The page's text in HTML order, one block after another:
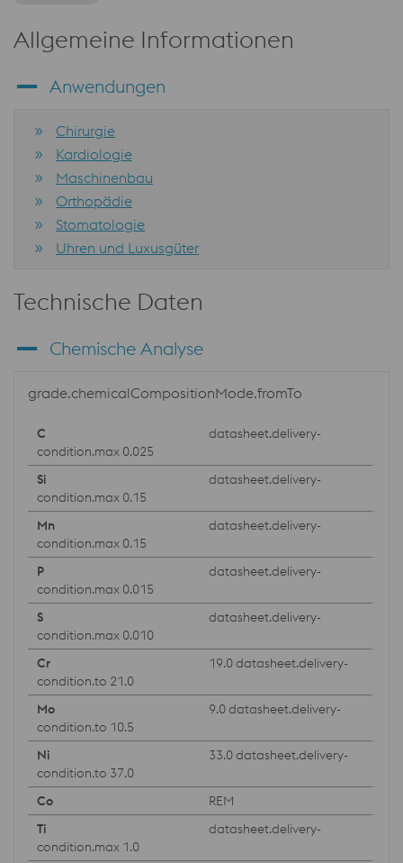
Allgemeine Informationen
Anwendungen
Chirurgie
Kardiologie
Maschinenbau
Orthopädie
Stomatologie
Uhren und Luxusgüter
Technische Daten
Chemische Analyse
grade.chemicalCompositionMode.fromTo
datasheet.delivery-
condition.max 0.025
datasheet.delivery-
condition.max 0.15
datasheet.delivery-
condition.max 0.15
datasheet.delivery-
condition.max 0.015
datasheet.delivery-
condition.max 0.010
19.0 datasheet.delivery-
condition.to 21.0
9.0 datasheet.delivery-
condition.to 10.5
33.0 datasheet.delivery-
condition.to 37.0
REM
datasheet.delivery-
condition.max 1.0